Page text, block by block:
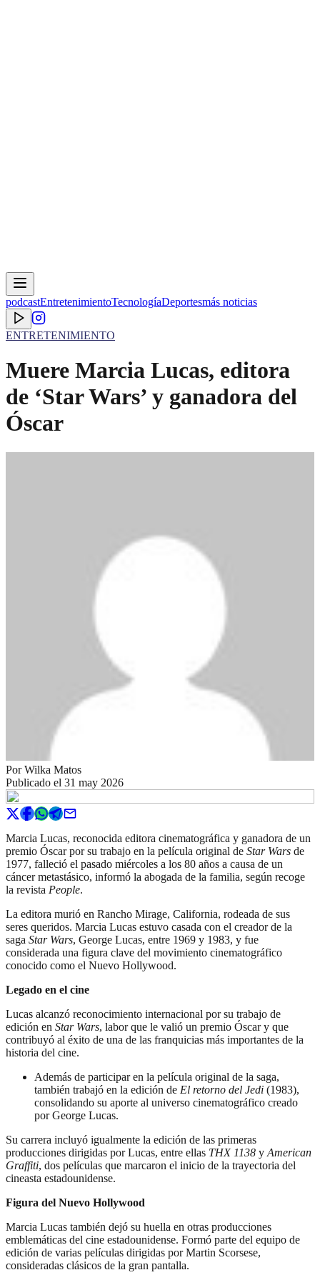
podcastEntretenimientoTecnologíaDeportesmás noticias
ENTRETENIMIENTO
Muere Marcia Lucas, editora
de ‘Star Wars’ y ganadora del
Óscar
PorWilka Matos
Publicado el 31 may 2026
Marcia Lucas, reconocida editora cinematográfica y ganadora de un
premio Óscar por su trabajo en la película original de Star Wars de
1977, falleció el pasado miércoles a los 80 años a causa de un
cáncer metastásico, informó la abogada de la familia, según recoge
la revista People.
La editora murió en Rancho Mirage, California, rodeada de sus
seres queridos. Marcia Lucas estuvo casada con el creador de la
saga Star Wars, George Lucas, entre 1969 y 1983, y fue
considerada una figura clave del movimiento cinematográfico
conocido como el Nuevo Hollywood.
Legado en el cine
Lucas alcanzó reconocimiento internacional por su trabajo de
edición en Star Wars, labor que le valió un premio Óscar y que
contribuyó al éxito de una de las franquicias más importantes de la
historia del cine.
Además de participar en la película original de la saga,
también trabajó en la edición de El retorno del Jedi (1983),
consolidando su aporte al universo cinematográfico creado
por George Lucas.
Su carrera incluyó igualmente la edición de las primeras
producciones dirigidas por Lucas, entre ellas THX 1138 y American
Graffiti, dos películas que marcaron el inicio de la trayectoria del
cineasta estadounidense.
Figura del Nuevo Hollywood
Marcia Lucas también dejó su huella en otras producciones
emblemáticas del cine estadounidense. Formó parte del equipo de
edición de varias películas dirigidas por Martin Scorsese,
consideradas clásicos de la gran pantalla.